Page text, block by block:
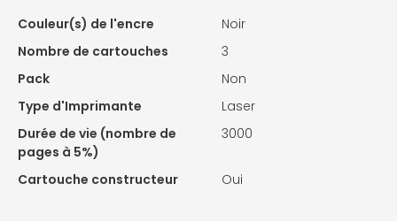
Couleur(s) de l'encre
Noir
Nombre de cartouches
3
Pack
Non
Type d'Imprimante
Laser
Durée de vie (nombre de
pages à 5%)
3000
Cartouche constructeur Oui